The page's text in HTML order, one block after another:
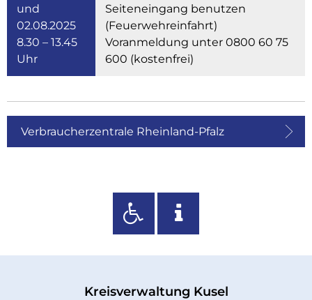
und
02.08.2025
8.30 – 13.45
Uhr
Seiteneingang benutzen
(Feuerwehreinfahrt)
Voranmeldung unter 0800 60 75
600 (kostenfrei)
Verbraucherzentrale Rheinland-Pfalz
Kreisverwaltung Kusel